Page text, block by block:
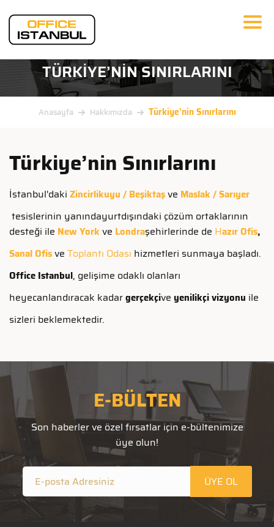
TÜRKIYE’NIN SINIRLARINI
Anasayfa Hakkımızda Türkiye’nin Sınırlarını
Türkiye’nin Sınırlarını
İstanbul'daki Zincirlikuyu / Beşiktaşve Maslak / Sarıyer
tesislerinin yanındayurtdışındaki çözüm ortaklarının
desteği ile New Yorkve Londraşehirlerinde de Hazır Ofis,
Sanal Ofisve Toplantı Odası hizmetleri sunmaya başladı.
Office Istanbul, gelişime odaklı olanları
heyecanlandıracak kadargerçekçive yenilikçi vizyonu ile
sizleri beklemektedir.
E-BÜLTEN
Son haberler ve özel fırsatlar için e-bültenimize
üye olun!
ÜYE OL